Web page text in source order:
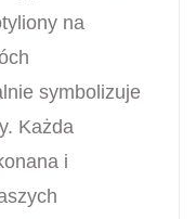
na
symbolizuje
Każda
i